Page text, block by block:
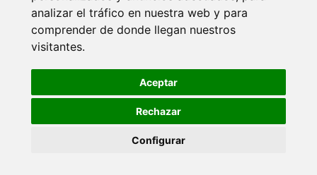
analizar el tráfico en nuestra web y para
comprender de donde llegan nuestros
visitantes.
Aceptar
Rechazar
Configurar
Copyright 2021 - 2026 · Web realizada porVISIONCLICK®
¡Llame ahora!